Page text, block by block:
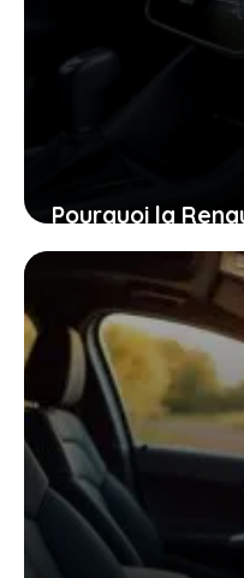
Pourquoi la
pourrait bien
pour vous
26 janvier 2026